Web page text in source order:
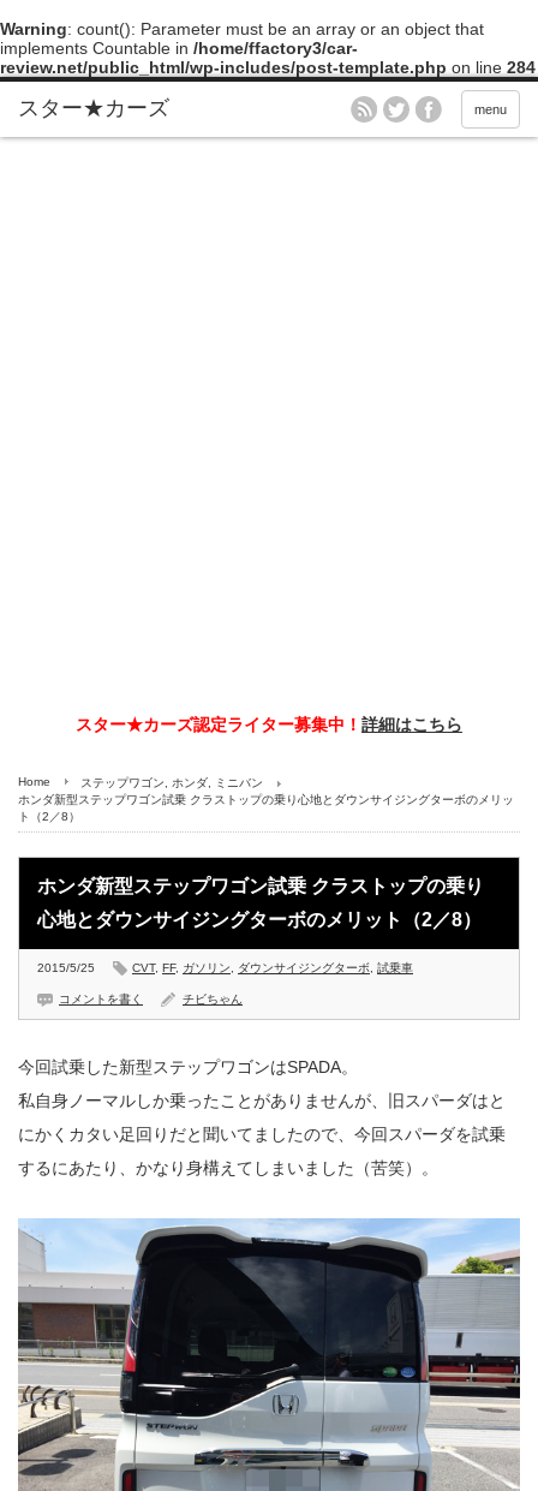
Warning: count(): Parameter must be an array or an object that
implements Countable in /home/ffactory3/car-
review.net/public_html/wp-includes/post-template.php on line 284
menu
スター★カーズ認定ライター募集中！ 詳細はこちら
Home ステップワゴン ホンダ
ミニバン
ホンダ新型ステップワゴン試乗 クラストップの乗り心地とダウンサイジングターボのメリッ
ト（2／8）
ホンダ新型ステップワゴン試乗 クラストップの乗り
心地とダウンサイジングターボのメリット（2／8）
2015/5/25 CVT, FF, ガソリン ダウンサイジングターボ 試乗車
コメントを書く チビちゃん
今回試乗した新型ステップワゴンはSPADA。
私自身ノーマルしか乗ったことがありませんが、旧スパーダはと
にかくカタい足回りだと聞いてましたので、今回スパーダを試乗
するにあたり、かなり身構えてしまいました（苦笑）。